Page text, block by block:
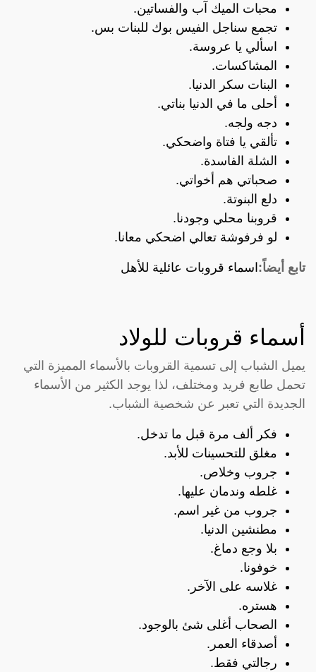
محبات الميك آب والفساتين.
تجمع سناجل الفيس بوك للبنات بس.
اسألي يا عروسة.
المشاكسات.
البنات سكر الدنيا.
أحلى ما في الدنيا بناتي.
دجه ولجه.
تألقي يا فتاة واضحكي.
الشلة الفاسدة.
صحباتي هم أخواتي.
دلع البنوتة.
قروبنا محلي وجودنا.
لو فرفوشة تعالي اضحكي معانا.
تابع أيضاً:اسماء قروبات عائلية للأهل
أسماء قروبات للولاد
يميل الشباب إلى تسمية القروبات بالأسماء المميزة التي
تحمل طابع فريد ومختلف، لذا يوجد الكثير من الأسماء
الجديدة التي تعبر عن شخصية الشباب.
فكر ألف مرة قبل ما تدخل.
مغلق للتحسينات للأبد.
جروب وخلاص.
غلطه وندمان عليها.
جروب من غير اسم.
مطنشين الدنيا.
بلا وجع دماغ.
خوفونا.
غلاسه على الآخر.
هستره.
الصحاب أغلى شئ بالوجود.
أصدقاء العمر.
رجالتي فقط.